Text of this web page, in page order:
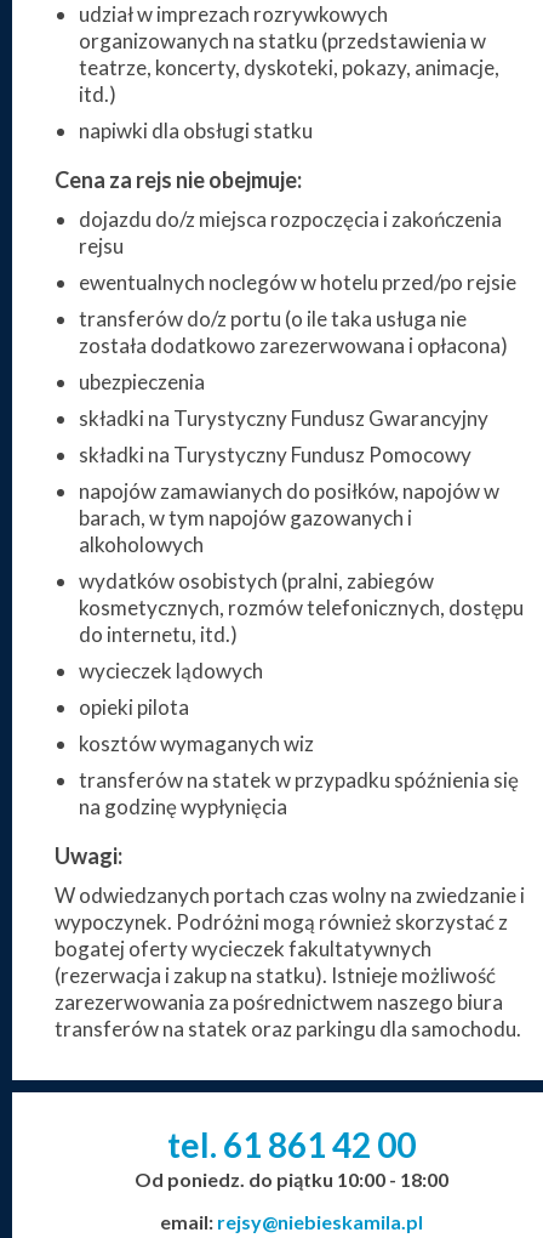
udział w imprezach rozrywkowych
organizowanych na statku (przedstawienia w
teatrze, koncerty, dyskoteki, pokazy, animacje,
itd.)
napiwki dla obsługi statku
Cena za rejs nie obejmuje:
dojazdu do/z miejsca rozpoczęcia i zakończenia
rejsu
ewentualnych noclegów w hotelu przed/po rejsie
transferów do/z portu (o ile taka usługa nie
została dodatkowo zarezerwowana i opłacona)
ubezpieczenia
składki na Turystyczny Fundusz Gwarancyjny
składki na Turystyczny Fundusz Pomocowy
napojów zamawianych do posiłków, napojów w
barach, w tym napojów gazowanych i
alkoholowych
wydatków osobistych (pralni, zabiegów
kosmetycznych, rozmów telefonicznych, dostępu
do internetu, itd.)
wycieczek lądowych
opieki pilota
kosztów wymaganych wiz
transferów na statek w przypadku spóźnienia się
na godzinę wypłynięcia
Uwagi:
W odwiedzanych portach czas wolny na zwiedzanie i
wypoczynek. Podróżni mogą również skorzystać z
bogatej oferty wycieczek fakultatywnych
(rezerwacja i zakup na statku). Istnieje możliwość
zarezerwowania za pośrednictwem naszego biura
transferów na statek oraz parkingu dla samochodu.
tel. 61 86142 00
Od poniedz. do piątku 10:00 - 18:00
email: rejsy@niebieskamila.pl